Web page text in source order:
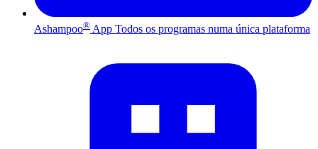
Ashampoo® App Todos os programas numa única plataforma